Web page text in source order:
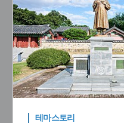
테마스토리